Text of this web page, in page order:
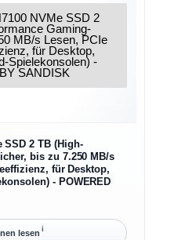
SSD 2 TB (High-
bis zu 7.250 MB/s
für Desktop,
- POWERED
lesen ℹ︎